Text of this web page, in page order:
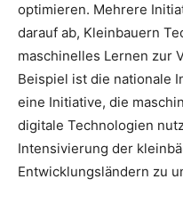
optimieren. Mehrere
darauf ab, Kleinbauern
maschinelles Lernen zur
Beispiel ist die nationale
eine Initiative, die
digitale Technologien
Intensivierung der
Entwicklungsländern zu